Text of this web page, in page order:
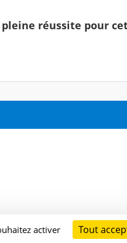
réussite pour
activer Tout